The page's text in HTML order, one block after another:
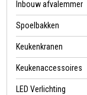
Inbouw afvalemmer
Spoelbakken
Keukenkranen
Keukenaccessoires
LED Verlichting